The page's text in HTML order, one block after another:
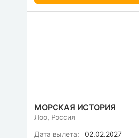
МОРСКАЯ ИСТОРИЯ
Лоо, Россия
Дата вылета:
02.02.2027